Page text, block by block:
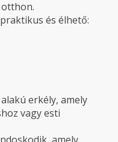
és élhető:
erkély, amely
vagy esti